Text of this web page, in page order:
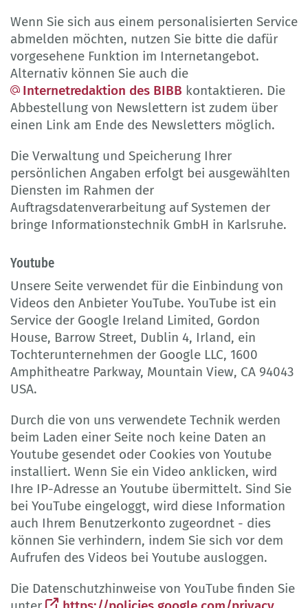
Wenn Sie sich aus einem personalisierten Service
abmelden möchten, nutzen Sie bitte die dafür
vorgesehene Funktion im Internetangebot.
Alternativ können Sie auch die
Internetredaktion des BIBB kontaktieren. Die
Abbestellung von Newslettern ist zudem über
einen Link am Ende des Newsletters möglich.
Die Verwaltung und Speicherung Ihrer
persönlichen Angaben erfolgt bei ausgewählten
Diensten im Rahmen der
Auftragsdatenverarbeitung auf Systemen der
bringe Informationstechnik GmbH in Karlsruhe.
Youtube
Unsere Seite verwendet für die Einbindung von
Videos den Anbieter YouTube. YouTube ist ein
Service der Google Ireland Limited, Gordon
House, Barrow Street, Dublin 4, Irland, ein
Tochterunternehmen der Google LLC, 1600
Amphitheatre Parkway, Mountain View, CA 94043
USA.
Durch die von uns verwendete Technik werden
beim Laden einer Seite noch keine Daten an
Youtube gesendet oder Cookies von Youtube
installiert. Wenn Sie ein Video anklicken, wird
Ihre IP-Adresse an Youtube übermittelt. Sind Sie
bei YouTube eingeloggt, wird diese Information
auch Ihrem Benutzerkonto zugeordnet - dies
können Sie verhindern, indem Sie sich vor dem
Aufrufen des Videos bei Youtube ausloggen.
Die Datenschutzhinweise von YouTube finden Sie